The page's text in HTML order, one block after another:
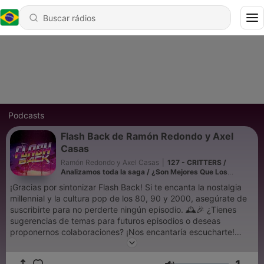
Podcasts
Flash Back de Ramón Redondo y Axel
Casas
Ramón Redondo y Axel Casas
127 - CRITTERS /
Analizamos toda la saga / ¿Son Mejores Que Los
¡Gracias por sintonizar Flash Back! Si te encanta la nostalgia
millennial y la cultura pop de los 80, 90 y 2000, asegúrate de
suscribirte para no perderte ningún episodio. 🕰️🎉 ¿Tienes
sugerencias de temas para futuros episodios o deseas
proponernos colaboraciones? ¡Nos encantaría escucharte!
Puedes ponerte en contacto con nosotros a través de nuestras